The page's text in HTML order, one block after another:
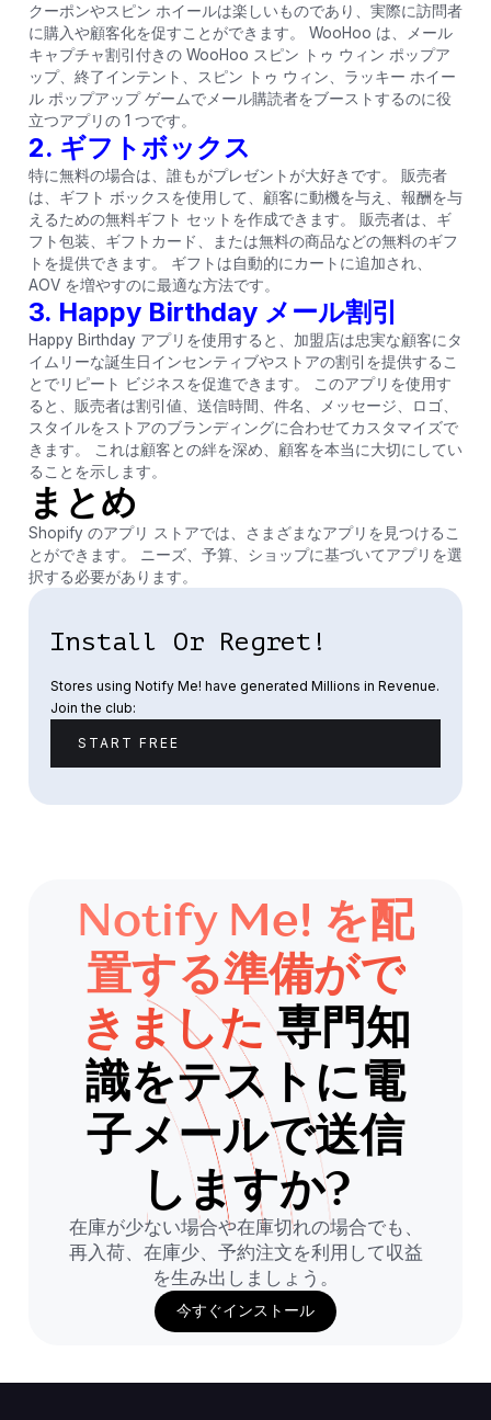
クーポンやスピン ホイールは楽しいものであり、実際に訪問者
に購入や顧客化を促すことができます。 WooHoo は、メール
キャプチャ割引付きの WooHoo スピン トゥ ウィン ポップア
ップ、終了インテント、スピン トゥ ウィン、ラッキー ホイー
ル ポップアップ ゲームでメール購読者をブーストするのに役
立つアプリの 1 つです。
2. ギフトボックス
特に無料の場合は、誰もがプレゼントが大好きです。 販売者
は、ギフト ボックスを使用して、顧客に動機を与え、報酬を与
えるための無料ギフト セットを作成できます。 販売者は、ギ
フト包装、ギフトカード、または無料の商品などの無料のギフ
トを提供できます。 ギフトは自動的にカートに追加され、
AOV を増やすのに最適な方法です。
3. Happy Birthday メール割引
Happy Birthday アプリを使用すると、加盟店は忠実な顧客にタ
イムリーな誕生日インセンティブやストアの割引を提供するこ
とでリピート ビジネスを促進できます。 このアプリを使用す
ると、販売者は割引値、送信時間、件名、メッセージ、ロゴ、
スタイルをストアのブランディングに合わせてカスタマイズで
きます。 これは顧客との絆を深め、顧客を本当に大切にしてい
ることを示します。
まとめ
Shopify のアプリ ストアでは、さまざまなアプリを見つけるこ
とができます。 ニーズ、予算、ショップに基づいてアプリを選
択する必要があります。
Install Or Regret!
Stores using Notify Me! have generated Millions in Revenue.
Join the club:
START FREE
Notify Me! を配
置する準備がで
きました専門知
識をテストに電
子メールで送信
しますか?
在庫が少ない場合や在庫切れの場合でも、
再入荷、在庫少、予約注文を利用して収益
を生み出しましょう。
今すぐインストール